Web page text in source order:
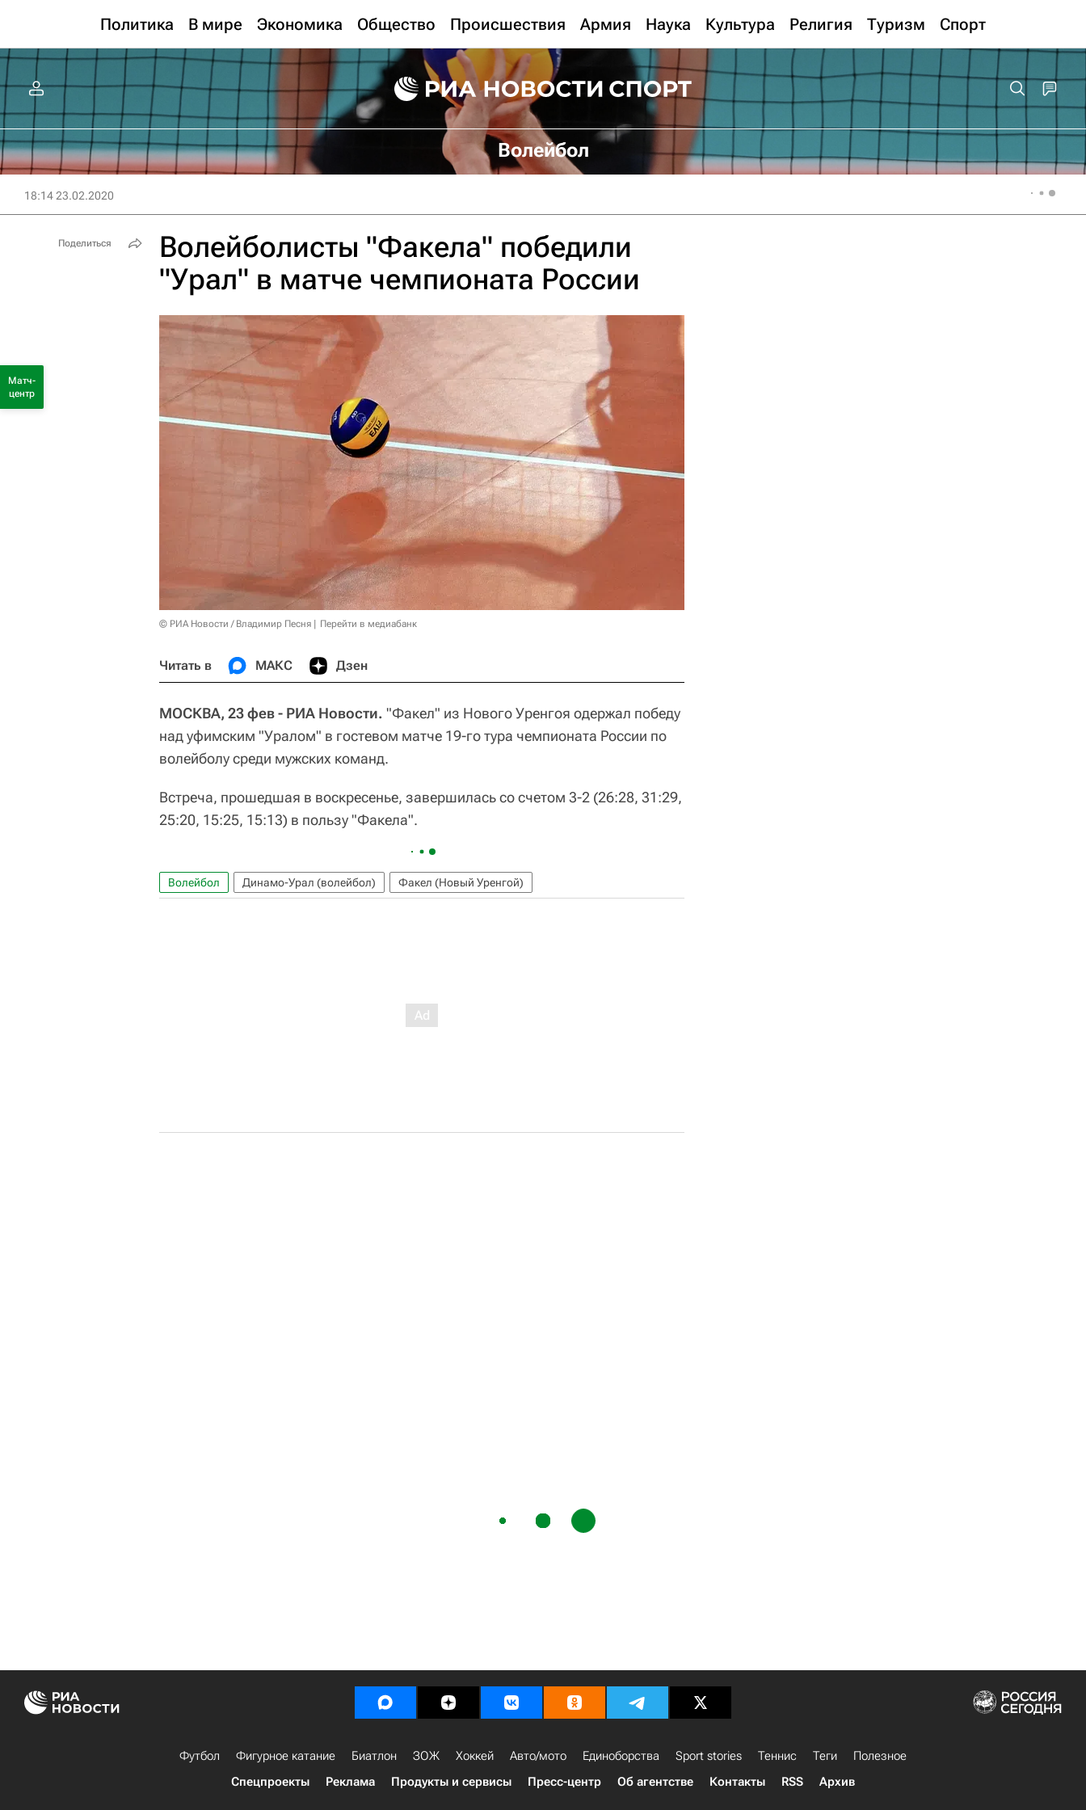
Политика В мире Экономика Общество Происшествия Армия Наука Культура Религия Туризм Спорт
Волейбол
18:14 23.02.2020
Волейболисты "Факела" победили
"Урал" в матче чемпионата России
© РИА Новости / Владимир Песня Перейти в медиабанк
Читать в МАКС Дзен
МОСКВА, 23 фев - РИА Новости. "Факел" из Нового Уренгоя одержал победу
над уфимским "Уралом" в гостевом матче 19-го тура чемпионата России по
волейболу среди мужских команд.
Встреча, прошедшая в воскресенье, завершилась со счетом 3-2 (26:28, 31:29,
25:20, 15:25, 15:13) в пользу "Факела".
Волейбол Динамо-Урал (волейбол) Факел (Новый Уренгой)
Поделиться
Матч-
центр
Футбол Фигурное катание Биатлон ЗОЖ Хоккей Авто/мото Единоборства Sport stories Теннис Теги
Полезное
Спецпроекты
Реклама Продукты и сервисы Пресс-центр Об агентстве Контакты RSS Архив